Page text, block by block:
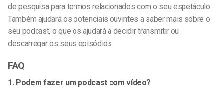
de pesquisa para termos relacionados com o seu espetáculo.
Também ajudará os potenciais ouvintes a saber mais sobre o
seu podcast, o que os ajudará a decidir transmitir ou
descarregar os seus episódios.
FAQ
1. Podem fazer um podcast com vídeo?